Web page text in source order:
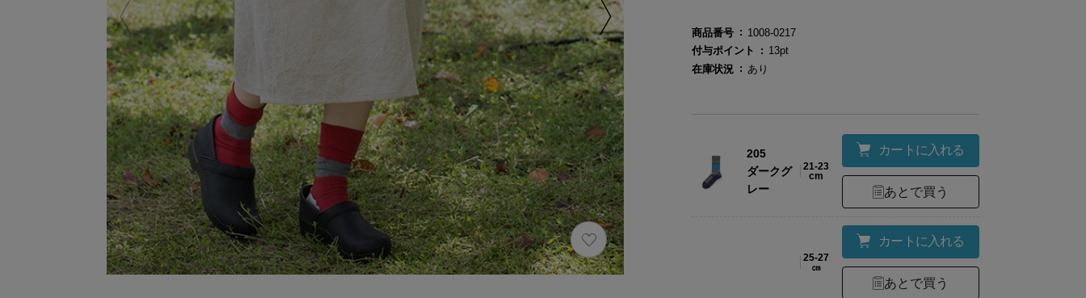
商品番号
1008-0217
付与ポイント
13pt
在庫状況
あり
205
ダークグ
レー
21-23
cm
カートに入れる
あとで買う
25-27
㎝
カートに入れる
あとで買う